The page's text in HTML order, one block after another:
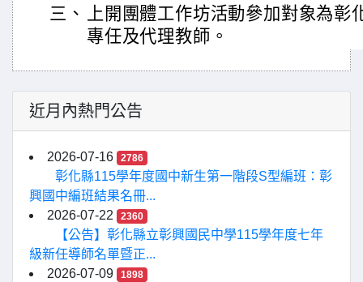
三、
上開團體工作坊活動參加對象為彰
專任及代理教師。
近月內熱門公告
2026-07-16 2786
彰化縣115學年度國中新生第一階段S型編班：彰
興國中編班結果名冊...
2026-07-22
2360
【公告】彰化縣立彰興國民中學115學年度七年
級新任導師名單暨正...
2026-07-09
1898